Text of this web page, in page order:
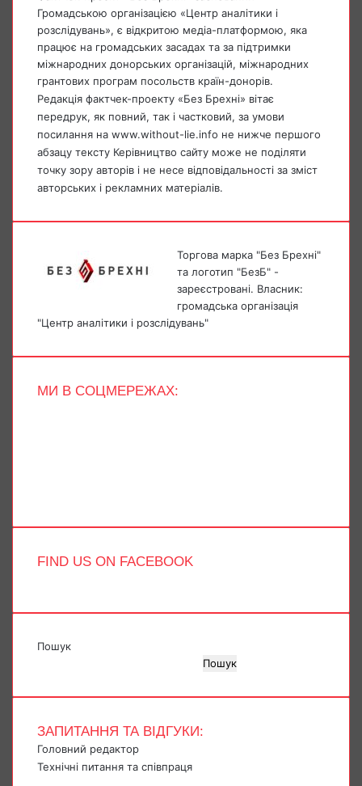
Громадською організацією «Центр аналітики і
розслідувань», є відкритою медіа-платформою, яка
працює на громадських засадах та за підтримки
міжнародних донорських організацій, міжнародних
грантових програм посольств країн-донорів.
Редакція фактчек-проекту «Без Брехні» вітає
передрук, як повний, так і частковий, за умови
посилання на www.without-lie.info не нижче першого
абзацу тексту Керівництво сайту може не поділяти
точку зору авторів і не несе відповідальності за зміст
авторських і рекламних матеріалів.
Торгова марка "Без Брехні"
та логотип "БезБ" -
зареєстровані. Власник:
громадська організація
"Центр аналітики і розслідувань"
МИ В СОЦМЕРЕЖАХ:
FIND US ON FACEBOOK
Пошук
Пошук
ЗАПИТАННЯ ТА ВІДГУКИ:
Головний редактор
Технічні питання та співпраця